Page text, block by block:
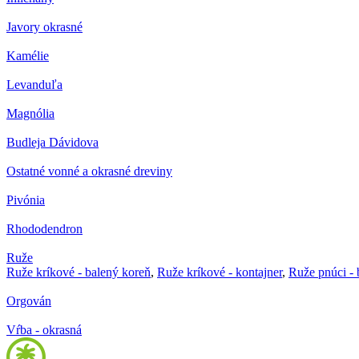
Javory okrasné
Kamélie
Levanduľa
Magnólia
Budleja Dávidova
Ostatné vonné a okrasné dreviny
Pivónia
Rhododendron
Ruže
Ruže kríkové - balený koreň, Ruže kríkové - kontajner, Ruže pnúci -
Orgován
Vŕba - okrasná